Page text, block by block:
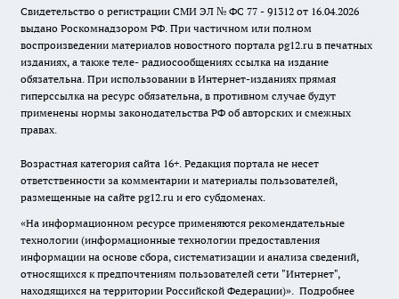
Свидетельство о регистрации СМИ ЭЛ № ФС 77 - 91312 от 16.04.2026
выдано Роскомнадзором РФ. При частичном или полном
воспроизведении материалов новостного портала pg12.ru в печатных
изданиях, а также теле- радиосообщениях ссылка на издание
обязательна. При использовании в Интернет-изданиях прямая
гиперссылка на ресурс обязательна, в противном случае будут
применены нормы законодательства РФ об авторских и смежных
правах.
Возрастная категория сайта 16+. Редакция портала не несет
ответственности за комментарии и материалы пользователей,
размещенные на сайте pg12.ru и его субдоменах.
«На информационном ресурсе применяются рекомендательные
технологии (информационные технологии предоставления
информации на основе сбора, систематизации и анализа сведений,
относящихся к предпочтениям пользователей сети "Интернет",
находящихся на территории Российской Федерации)». Подробнее